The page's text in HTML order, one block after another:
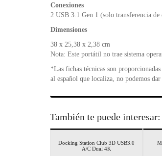
Conexiones
2 USB 3.1 Gen 1 (solo transferencia
Dimensiones
38 x 25,38 x 2,38 cm
Nota: Este portátil no trae sistema
*Las fichas técnicas son
al español que localiza, no podemos
También te puede interesar:
Docking Station Club 3D USB3.0
A/C Dual 4K